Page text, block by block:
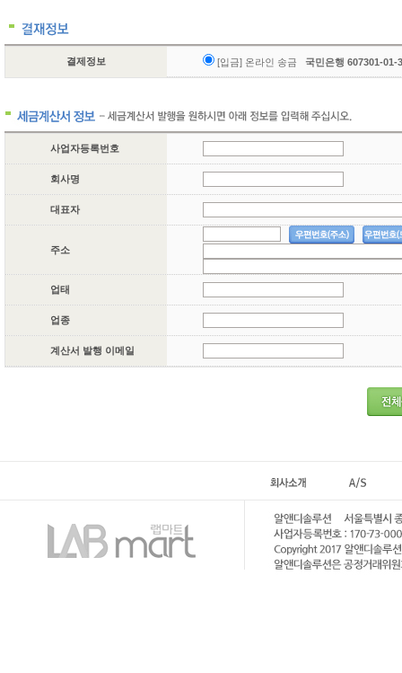
결제정보 [입금] 온라인 송금 국민은행 607301-
사업자등록번호
회사명
대표자
주소
업태
업종
계산서 발행 이메일